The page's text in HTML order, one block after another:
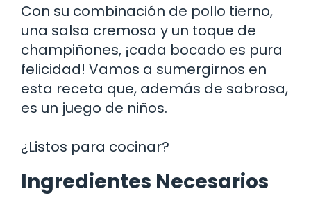
Con su combinación de pollo tierno,
una salsa cremosa y un toque de
champiñones, ¡cada bocado es pura
felicidad! Vamos a sumergirnos en
esta receta que, además de sabrosa,
es un juego de niños.
¿Listos para cocinar?
Ingredientes Necesarios